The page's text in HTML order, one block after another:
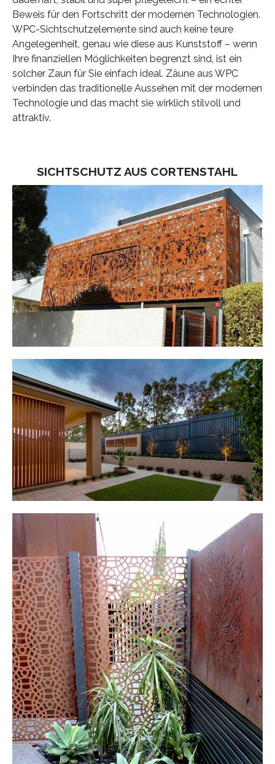
Beweis für den Fortschritt der modernen Technologien.
WPC-Sichtschutzelemente sind auch keine teure
Angelegenheit, genau wie diese aus Kunststoff – wenn
Ihre finanziellen Möglichkeiten begrenzt sind, ist ein
solcher Zaun für Sie einfach ideal. Zäune aus WPC
verbinden das traditionelle Aussehen mit der modernen
Technologie und das macht sie wirklich stilvoll und
attraktiv.
SICHTSCHUTZ AUS CORTENSTAHL